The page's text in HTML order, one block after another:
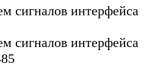
сигналов интерфейса
сигналов интерфейса